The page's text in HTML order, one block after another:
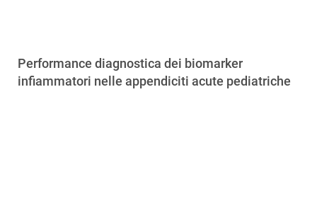
Performance diagnostica dei biomarker
infiammatori nelle appendiciti acute pediatriche